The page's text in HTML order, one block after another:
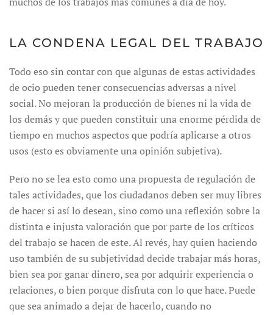
LA CONDENA LEGAL DEL TRABAJO
Todo eso sin contar con que algunas de estas actividades
de ocio pueden tener consecuencias adversas a nivel
social. No mejoran la producción de bienes ni la vida de
los demás y que pueden constituir una enorme pérdida de
tiempo en muchos aspectos que podría aplicarse a otros
usos (esto es obviamente una opinión subjetiva).
Pero no se lea esto como una propuesta de regulación de
tales actividades, que los ciudadanos deben ser muy libres
de hacer si así lo desean, sino como una reflexión sobre la
distinta e injusta valoración que por parte de los críticos
del trabajo se hacen de este. Al revés, hay quien haciendo
uso también de su subjetividad decide trabajar más horas,
bien sea por ganar dinero, sea por adquirir experiencia o
relaciones, o bien porque disfruta con lo que hace. Puede
que sea animado a dejar de hacerlo, cuando no